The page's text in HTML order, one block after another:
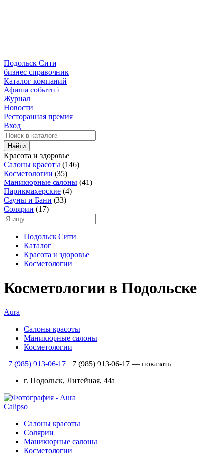
Подольск Сити
бизнес справочник
Каталог компаний
Афиша событий
Журнал
Новости
Ресторанная премия
Вход
Найти
Красота и здоровье
Салоны красоты (146)
Косметологии (35)
Маникюрные салоны (41)
Парикмахерские (4)
Сауны и Бани (33)
Солярии (17)
Подольск Сити
Каталог
Красота и здоровье
Косметологии
Косметологии в Подольске
Aura
Салоны красоты
Маникюрные салоны
Косметологии
+7 (985) 913-06-17 +7 (985) 913-06-17 — показать
г. Подольск, Литейная, 44а
Calipso
Салоны красоты
Солярии
Маникюрные салоны
Косметологии